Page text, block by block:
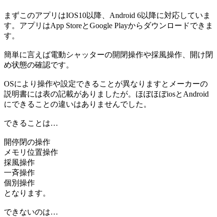
まずこのアプリはIOS10以降、Android 6以降に対応していま
す。アプリはApp StoreとGoogle Playからダウンロードできま
す。
簡単に言えば電動シャッターの開閉操作や採風操作、開け閉
め状態の確認です。
OSにより操作や設定できることが異なりますとメーカーの
説明書には表の記載がありましたが。ほぼほぼiosとAndroid
にできることの違いはありませんでした。
できることは…
開停閉の操作
メモリ位置操作
採風操作
一斉操作
個別操作
となります。
できないのは…